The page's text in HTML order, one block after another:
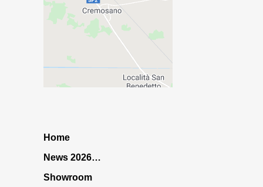
Home
News 2026…
Showroom